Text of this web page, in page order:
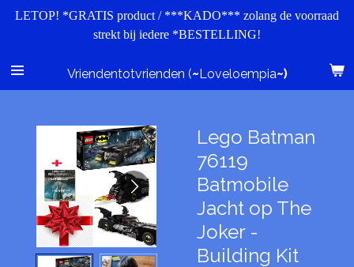
Ga
de
hoofdinhoud
Vriendentotvrienden (~Loveloempia~)
LETOP! *GRATIS product / ***KADO*** zolang de voorraad
strekt bij iedere *BESTELLING!
Lego Batman
76119
Batmobile
Jacht op The
Joker -
Building Kit